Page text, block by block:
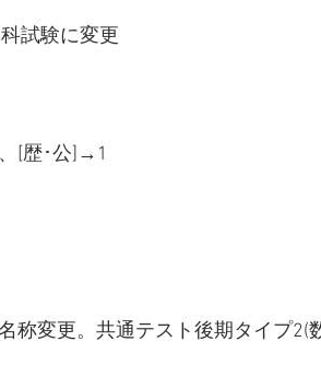
試験に変更
[歴･公]→1
称変更。共通テスト後期タイプ2(